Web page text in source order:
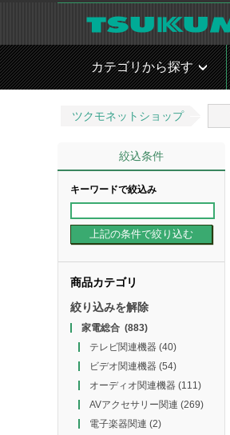
カテゴリから探す
ツクモネットショップ
絞込条件
キーワードで絞込み
商品カテゴリ
絞り込みを解除
家電総合(883)
テレビ関連機器(40)
ビデオ関連機器(54)
オーディオ関連機器(111)
AVアクセサリー関連 (269)
電子楽器関連 (2)